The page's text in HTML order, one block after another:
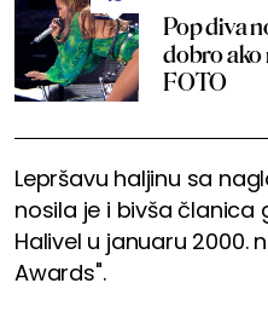
Pop diva
dobro ako
FOTO
Lepršavu haljinu sa
nosila je i bivša članica
Halivel u januaru 2000.
Awards".